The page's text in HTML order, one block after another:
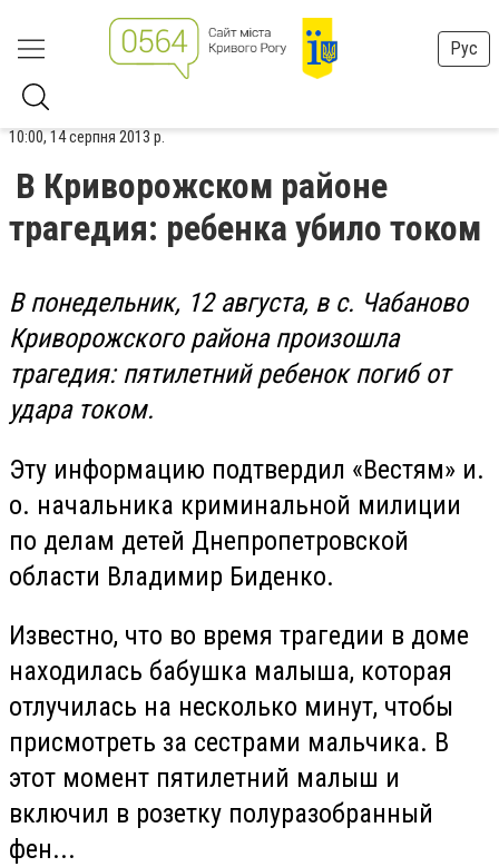
Рус
10:00, 14 серпня 2013 р.
В Криворожском районе
трагедия: ребенка убило током
В понедельник, 12 августа, в с. Чабаново
Криворожского района произошла
трагедия: пятилетний ребенок погиб от
удара током.
Эту информацию подтвердил «Вестям» и.
о. начальника криминальной милиции
по делам детей Днепропетровской
области Владимир Биденко.
Известно, что во время трагедии в доме
находилась бабушка малыша, которая
отлучилась на несколько минут, чтобы
присмотреть за сестрами мальчика. В
этот момент пятилетний малыш и
включил в розетку полуразобранный
фен...